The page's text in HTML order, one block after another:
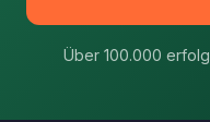
Über 100.000